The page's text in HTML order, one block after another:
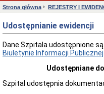
Roboty
budowlane
Zamówienia
z
Wolnej
Ręki
ofertowe
Strona główna REJESTRY I
Udostępnianie ewidencji
Dane Szpitala udostępnione
Biuletynie Informacji Publicznej
Udostępniane
Szpital udostępnia